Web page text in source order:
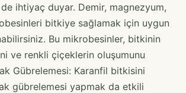
ihtiyaç duyar. Demir, magnezyum,
bitkiye sağlamak için uygun
Bu mikrobesinler, bitkinin
ve renkli çiçeklerin oluşumunu
Gübrelemesi: Karanfil bitkisini
gübrelemesi yapmak da etkili